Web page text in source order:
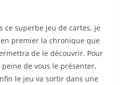
ce superbe jeu de cartes, je
premier la chronique que
de le découvrir. Pour
peine de vous le présenter,
le jeu va sortir dans une